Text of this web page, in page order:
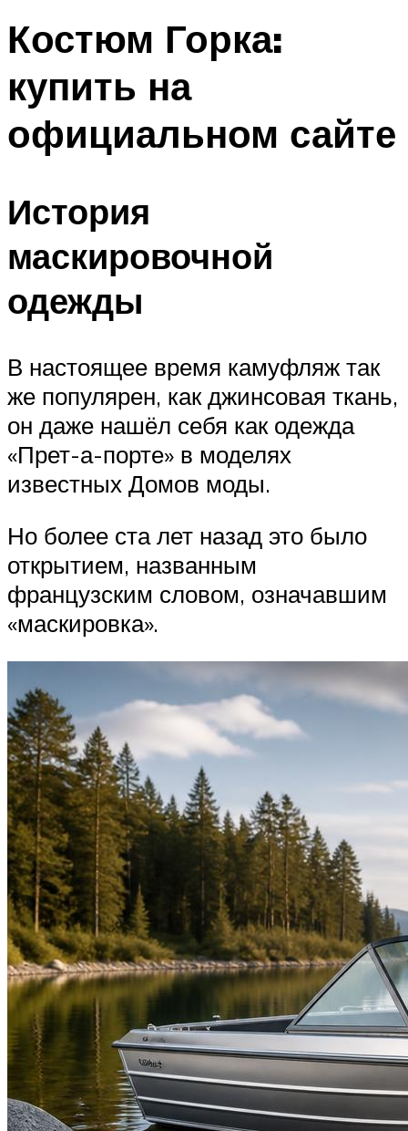
Костюм Горка:
купить на
официальном сайте
История
маскировочной
одежды
В настоящее время камуфляж так
же популярен, как джинсовая ткань,
он даже нашёл себя как одежда
«Прет-а-порте» в моделях
известных Домов моды.
Но более ста лет назад это было
открытием, названным
французским словом, означавшим
«маскировка».